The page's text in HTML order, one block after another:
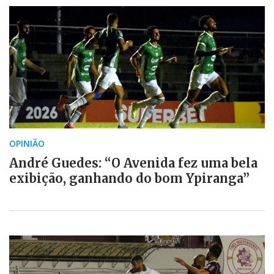
OPINIÃO
André Guedes: “O Avenida fez uma bela
exibição, ganhando do bom Ypiranga”